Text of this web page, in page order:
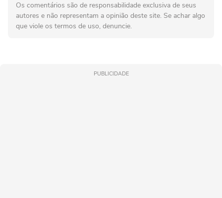
Os comentários são de responsabilidade exclusiva de seus
autores e não representam a opinião deste site. Se achar algo
que viole os termos de uso, denuncie.
PUBLICIDADE